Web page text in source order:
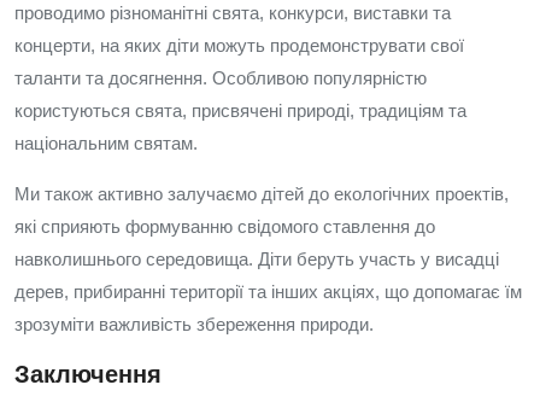
проводимо різноманітні свята, конкурси, виставки та
концерти, на яких діти можуть продемонструвати свої
таланти та досягнення. Особливою популярністю
користуються свята, присвячені природі, традиціям та
національним святам.
Ми також активно залучаємо дітей до екологічних проектів,
які сприяють формуванню свідомого ставлення до
навколишнього середовища. Діти беруть участь у висадці
дерев, прибиранні території та інших акціях, що допомагає їм
зрозуміти важливість збереження природи.
Заключення